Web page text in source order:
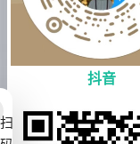
抖音
扫